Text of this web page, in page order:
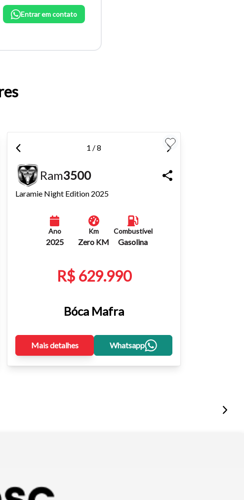
Entrar em contato
1 / 8
Ram3500
Laramie Night Edition 2025
Ano
2025
Km
Zero KM
Combustível
Gasolina
R$ 629.990
Bóca Mafra
Mais detalhes Whatsapp